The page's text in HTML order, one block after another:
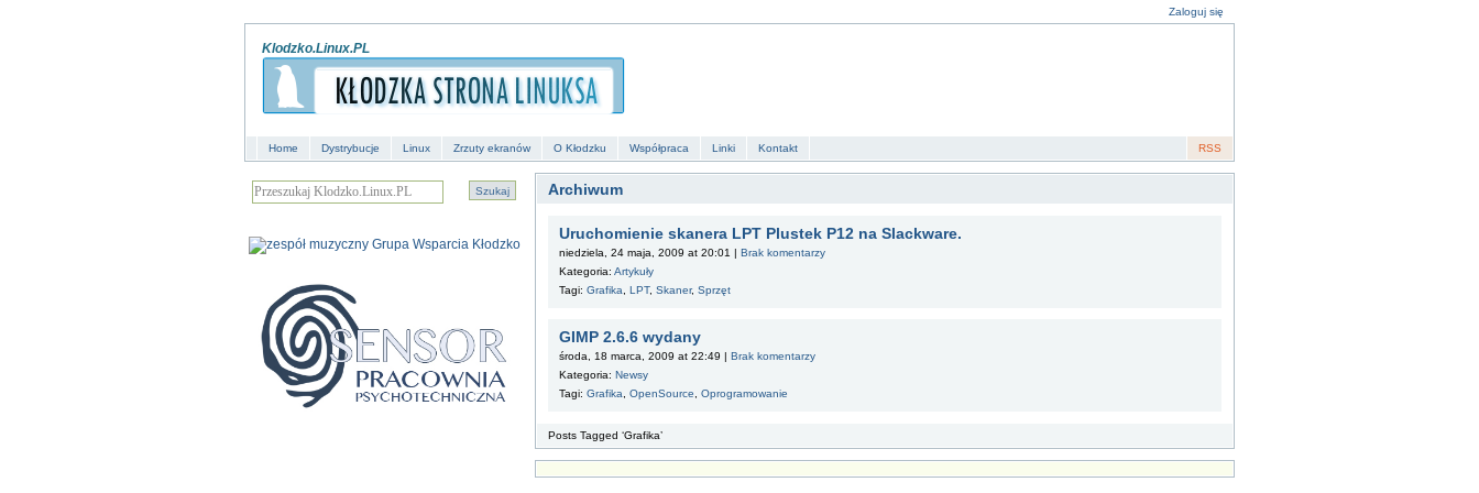
Zaloguj się
Klodzko.Linux.PL
Home Dystrybucje Linux Zrzuty ekranów O Kłodzku Współpraca Linki Kontakt RSS
Archiwum
Uruchomienie skanera LPT Plustek P12 na Slackware.
niedziela, 24 maja, 2009 at 20:01 | Brak komentarzy
Kategoria: Artykuły
Tagi: Grafika LPT, Skaner, Sprzęt
GIMP 2.6.6 wydany
środa, 18 marca, 2009 at 22:49 | Brak komentarzy
Kategoria: Newsy
Tagi: Grafika OpenSource Oprogramowanie
Posts Tagged ‘Grafika’